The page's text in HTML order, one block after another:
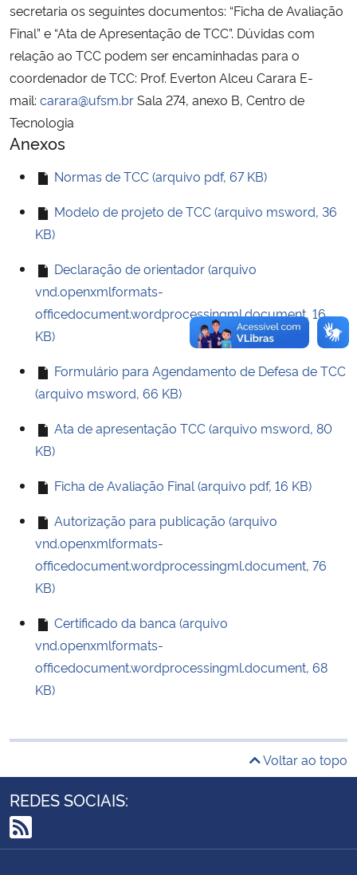
Gabinete de Segurança Institucional
Banco Central do Brasil
Planalto
secretaria os seguintes documentos: “Ficha de Avaliação
Final” e “Ata de Apresentação de TCC”. Dúvidas com
relação ao TCC podem ser encaminhadas para o
coordenador de TCC: Prof. Everton Alceu Carara E-
mail: carara@ufsm.brSala 274, anexo B, Centro de
Tecnologia
Anexos
Normas de TCC (arquivo pdf, 67 KB)
Modelo de projeto de TCC (arquivo msword, 36
KB)
Declaração de orientador (arquivo
vnd.openxmlformats-
officedocument.wordprocessingml.document, 16
KB)
Formulário para Agendamento de Defesa de TCC
(arquivo msword, 66 KB)
Ata de apresentação TCC (arquivo msword, 80
KB)
Ficha de Avaliação Final (arquivo pdf, 16 KB)
Autorização para publicação (arquivo
vnd.openxmlformats-
officedocument.wordprocessingml.document, 76
KB)
Certificado da banca (arquivo
vnd.openxmlformats-
officedocument.wordprocessingml.document, 68
KB)
Voltar ao topo
REDES SOCIAIS:
RSS